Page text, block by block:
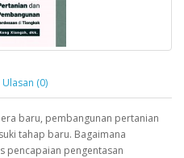
Ulasan (0)
baru, pembangunan pertanian
tahap baru. Bagaimana
pencapaian pengentasan